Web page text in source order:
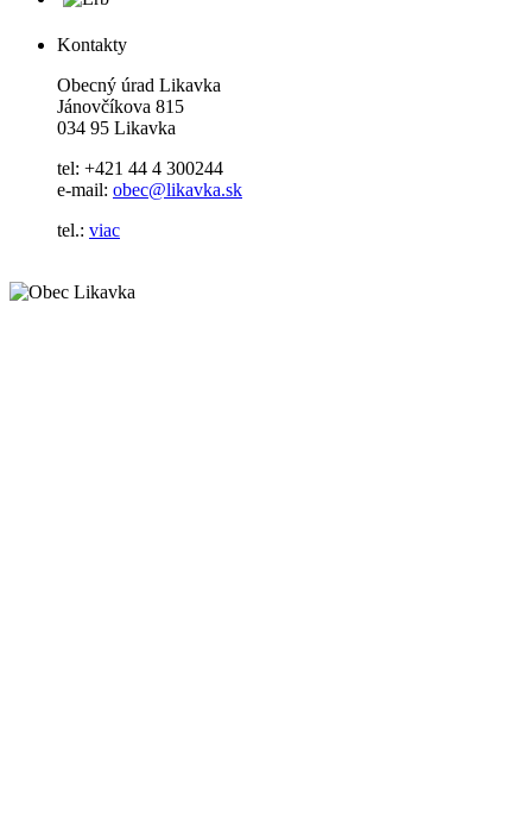
Kontakty
Obecný úrad Likavka
Jánovčíkova 815
034 95 Likavka
tel: +421 44 4 300244
e-mail: obec@likavka.sk
tel.: viac